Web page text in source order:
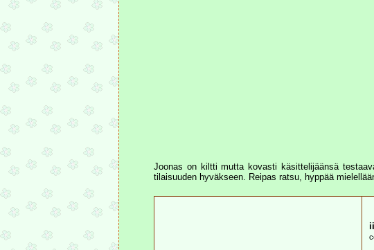
Joonas on kiltti mutta kovasti käsittelijäänsä
tilaisuuden hyväkseen. Reipas ratsu, hyppää